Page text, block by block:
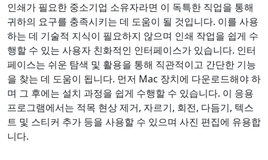
인쇄가 필요한 중소기업 소유자라면 이 독특한 직업을 통해
귀하의 요구를 충족시키는 데 도움이 될 것입니다. 이를 사용
하는 데 기술적 지식이 필요하지 않으며 인쇄 작업을 쉽게 수
행할 수 있는 사용자 친화적인 인터페이스가 있습니다. 인터
페이스는 쉬운 탐색 및 활용을 통해 직관적이고 간단한 기능
을 찾는 데 도움이 됩니다. 먼저 Mac 장치에 다운로드해야 하
며 그 후에는 설치 과정을 쉽게 수행할 수 있습니다. 이 응용
프로그램에서는 적목 현상 제거, 자르기, 회전, 다듬기, 텍스
트 및 스티커 추가 등을 사용할 수 있으며 사진 편집에 유용합
니다.